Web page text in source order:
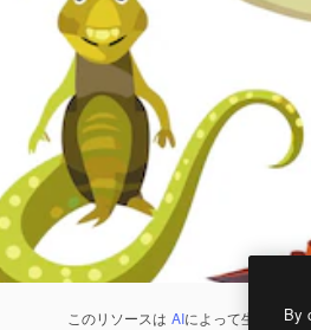
このリソースは AIによって生成され
By